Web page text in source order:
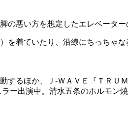
悪い方を想定したエレベーター
を着ていたり、沿線にちっちゃ
るほか、Ｊ‐ＷＡＶＥ『ＴＲＵ
ー出演中。清水五条のホルモン